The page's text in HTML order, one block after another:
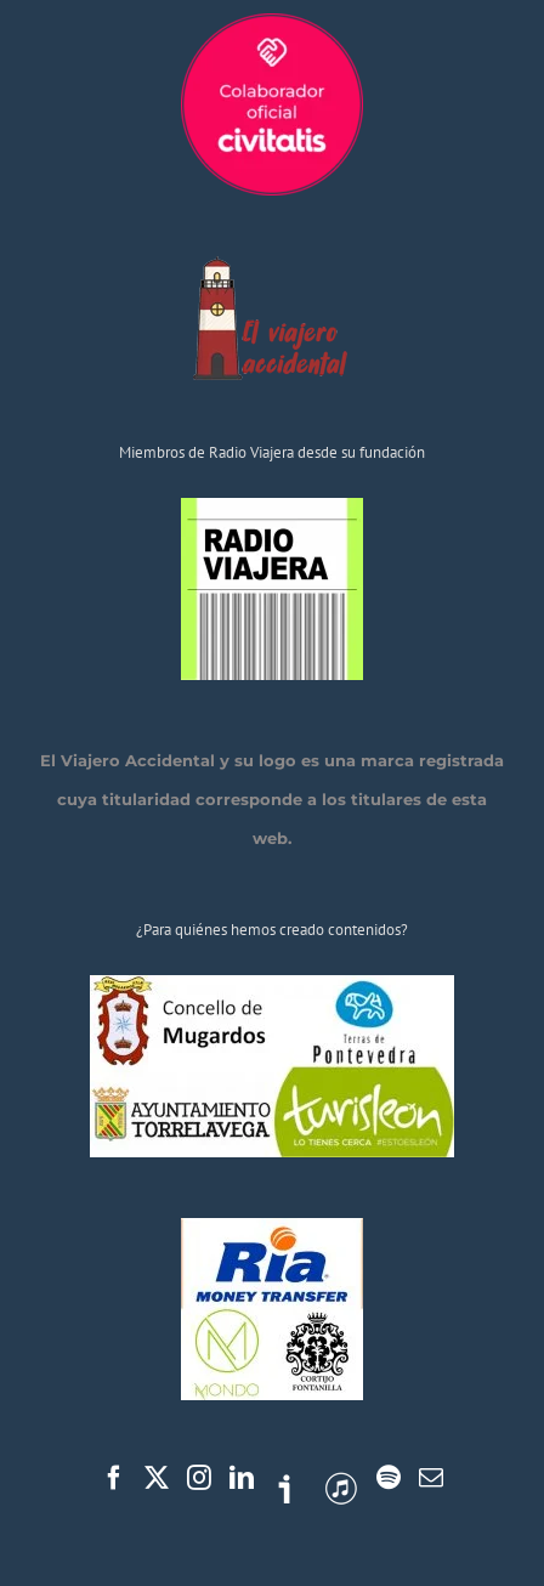
Miembros de Radio Viajera desde su fundación
El Viajero Accidental y su logo es una marca registrada
cuya titularidad corresponde a los titulares de esta
web.
¿Para quiénes hemos creado contenidos?